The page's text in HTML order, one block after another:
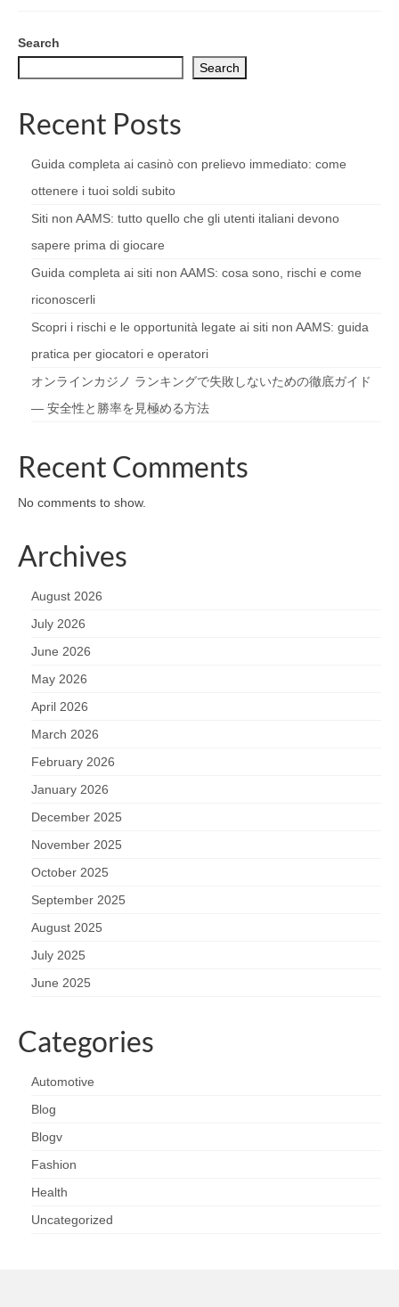
Search
Search
Recent Posts
Guida completa ai casinò con prelievo immediato: come
ottenere i tuoi soldi subito
Siti non AAMS: tutto quello che gli utenti italiani devono
sapere prima di giocare
Guida completa ai siti non AAMS: cosa sono, rischi e come
riconoscerli
Scopri i rischi e le opportunità legate ai siti non AAMS: guida
pratica per giocatori e operatori
オンラインカジノ ランキングで失敗しないための徹底ガイド
— 安全性と勝率を見極める方法
Recent Comments
No comments to show.
Archives
August 2026
July 2026
June 2026
May 2026
April 2026
March 2026
February 2026
January 2026
December 2025
November 2025
October 2025
September 2025
August 2025
July 2025
June 2025
Categories
Automotive
Blog
Blogv
Fashion
Health
Uncategorized